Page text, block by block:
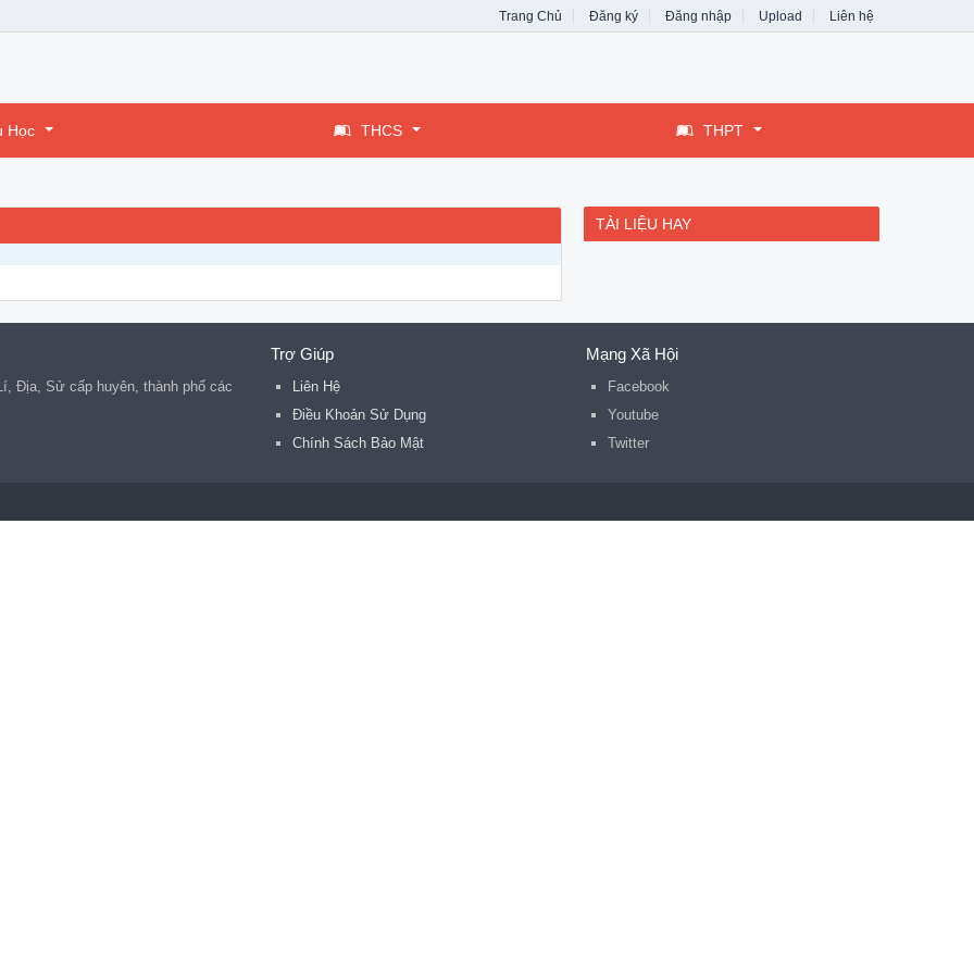
Trang Chủ Đăng ký Đăng nhập Upload Liên hệ
Học THCS THPT
TÀI LIỆU HAY
Địa, Sử cấp huyên, thành phố các
Trợ Giúp
Liên Hệ
Điều Khoản Sử Dụng
Chính Sách Bảo Mật
Mạng Xã Hội
Facebook
Youtube
Twitter